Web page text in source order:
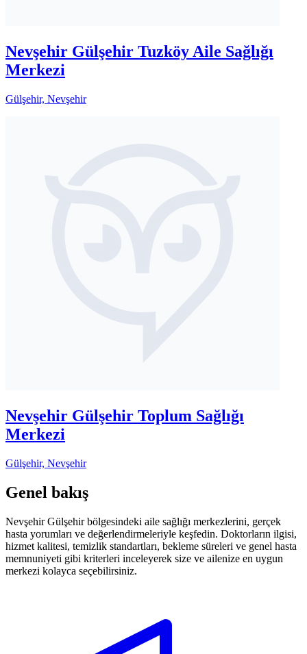
Nevşehir Gülşehir Tuzköy Aile Sağlığı
Merkezi
Gülşehir, Nevşehir
Nevşehir Gülşehir Toplum Sağlığı
Merkezi
Gülşehir, Nevşehir
Genel bakış
Nevşehir Gülşehir bölgesindeki aile sağlığı merkezlerini, gerçek
hasta yorumları ve değerlendirmeleriyle keşfedin. Doktorların ilgisi,
hizmet kalitesi, temizlik standartları, bekleme süreleri ve genel hasta
memnuniyeti gibi kriterleri inceleyerek size ve ailenize en uygun
merkezi kolayca seçebilirsiniz.